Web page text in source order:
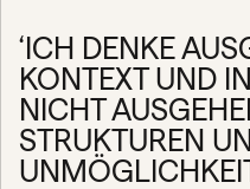
‘ICH DENKE
KONTEXT UND
NICHT
STRUKTUREN